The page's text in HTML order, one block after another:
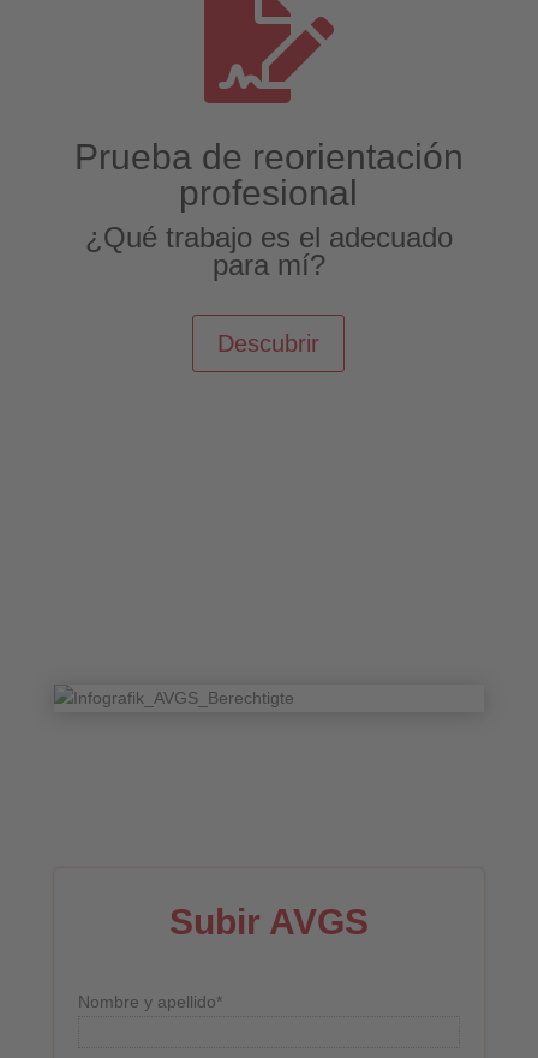

Prueba de reorientación
profesional
¿Qué trabajo es el adecuado
para mí?
Descubrir
Subir AVGS
Nombre y apellido*